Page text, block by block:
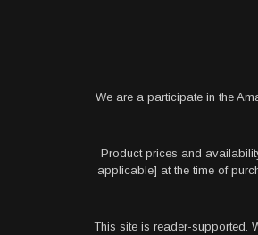
We are a participate in the
Product prices and
applicable] at the time of
This site is reader-supported.